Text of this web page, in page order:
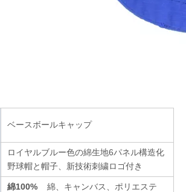
ベースボールキャップ
ロイヤルブルー色の綿生地6パネル構造化
野球帽と帽子、新技術刺繍ロゴ付き
綿100%
綿、キャンバス、ポリエステ